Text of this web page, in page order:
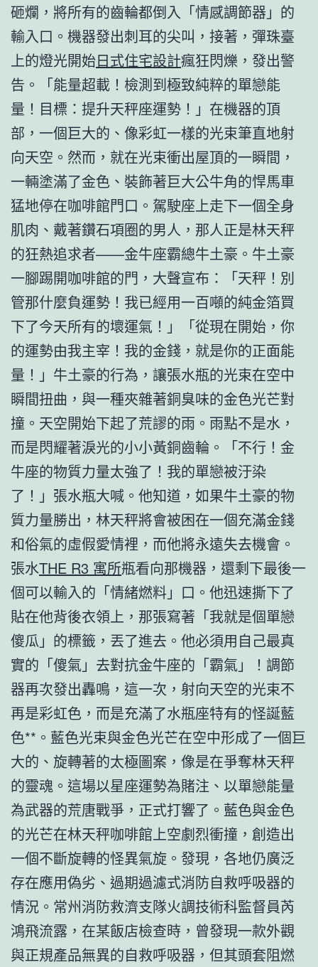
砸爛，將所有的齒輪都倒入「情感調節器」的
輸入口。機器發出刺耳的尖叫，接著，彈珠臺
上的燈光開始日式住宅設計瘋狂閃爍，發出警
告。「能量超載！檢測到極致純粹的單戀能
量！目標：提升天秤座運勢！」在機器的頂
部，一個巨大的、像彩虹一樣的光束筆直地射
向天空。然而，就在光束衝出屋頂的一瞬間，
一輛塗滿了金色、裝飾著巨大公牛角的悍馬車
猛地停在咖啡館門口。駕駛座上走下一個全身
肌肉、戴著鑽石項圈的男人，那人正是林天秤
的狂熱追求者——金牛座霸總牛土豪。牛土豪
一腳踢開咖啡館的門，大聲宣布：「天秤！別
管那什麼負運勢！我已經用一百噸的純金箔買
下了今天所有的壞運氣！」「從現在開始，你
的運勢由我主宰！我的金錢，就是你的正面能
量！」牛土豪的行為，讓張水瓶的光束在空中
瞬間扭曲，與一種夾雜著銅臭味的金色光芒對
撞。天空開始下起了荒謬的雨。雨點不是水，
而是閃耀著淚光的小小黃銅齒輪。「不行！金
牛座的物質力量太強了！我的單戀被汙染
了！」張水瓶大喊。他知道，如果牛土豪的物
質力量勝出，林天秤將會被困在一個充滿金錢
和俗氣的虛假愛情裡，而他將永遠失去機會。
張水THE R3 寓所瓶看向那機器，還剩下最後一
個可以輸入的「情緒燃料」口。他迅速撕下了
貼在他背後衣領上，那張寫著「我就是個單戀
傻瓜」的標籤，丟了進去。他必須用自己最真
實的「傻氣」去對抗金牛座的「霸氣」！調節
器再次發出轟鳴，這一次，射向天空的光束不
再是彩虹色，而是充滿了水瓶座特有的怪誕藍
色**。藍色光束與金色光芒在空中形成了一個巨
大的、旋轉著的太極圖案，像是在爭奪林天秤
的靈魂。這場以星座運勢為賭注、以單戀能量
為武器的荒唐戰爭，正式打響了。藍色與金色
的光芒在林天秤咖啡館上空劇烈衝撞，創造出
一個不斷旋轉的怪異氣旋。發現，各地仍廣泛
存在應用偽劣、過期過濾式消防自救呼吸器的
情況。常州消防救濟支隊火調技術科監督員芮
鴻飛流露，在某飯店檢查時，曾發現一款外觀
與正規產品無異的自救呼吸器，但其頭套阻燃